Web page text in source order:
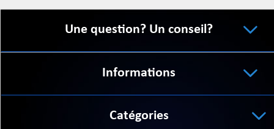
Une question? Un conseil?
Informations
Catégories